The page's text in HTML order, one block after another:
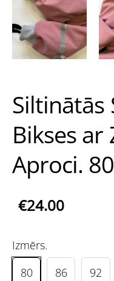
Siltinātās
Bikses ar
Aproci.
€24.00
Izmērs.
80
86 92